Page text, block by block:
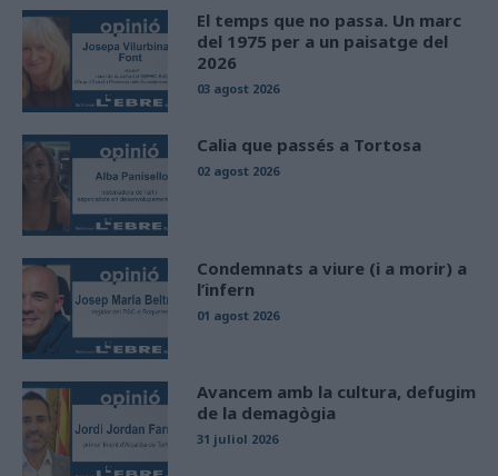
El temps que no passa. Un marc
del 1975 per a un paisatge del
2026
03 agost 2026
Calia que passés a Tortosa
02 agost 2026
Condemnats a viure (i a morir) a
l’infern
01 agost 2026
Avancem amb la cultura, defugim
de la demagògia
31 juliol 2026